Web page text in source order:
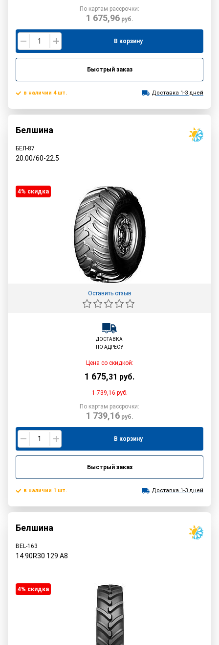
По картам рассрочки:
1 675,96руб.
В корзину
Быстрый заказ
в наличии 4 шт. Доставка 1-3 дней
Белшина
БЕЛ-87
20.00/60-22.5
4% cкидка
Оставить отзыв
ДОСТАВКА
ПО АДРЕСУ
Цена со скидкой:
1 675,31 руб.
1 739,16руб.
По картам рассрочки:
1 739,16руб.
В корзину
Быстрый заказ
в наличии 1 шт. Доставка 1-3 дней
Белшина
BEL-163
14.90R30 129 A8
4% cкидка